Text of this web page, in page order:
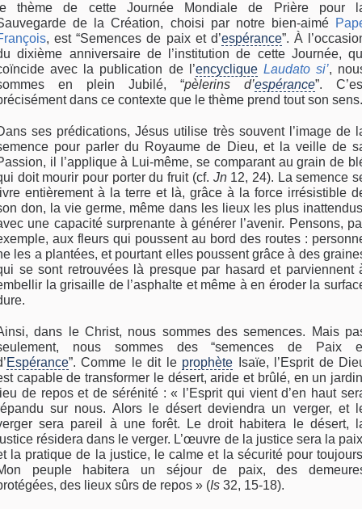
thème de cette Journée Mondiale de Prière pour
de la Création, choisi par notre bien-aimé
, est “Semences de paix et d’espérance”. À
dixième anniversaire de l’institution de cette Journée,
avec la publication de l’encyclique Laudato si’,
en plein Jubilé, “pèlerins d’espérance”.
dans ce contexte que le thème prend tout son sens.
ses prédications, Jésus utilise très souvent l’image de
pour parler du Royaume de Dieu, et la veille de
il l’applique à Lui-même, se comparant au grain de
doit mourir pour porter du fruit (cf. Jn12, 24). La semence
entièrement à la terre et là, grâce à la force irrésistible
don, la vie germe, même dans les lieux les plus
une capacité surprenante à générer l’avenir. Pensons,
aux fleurs qui poussent au bord des routes :
les a plantées, et pourtant elles poussent grâce à des
se sont retrouvées là presque par hasard et parviennent
la grisaille de l’asphalte et même à en éroder la
dans le Christ, nous sommes des semences. Mais
nous sommes des “semences de Paix
Espérance”. Comme le dit le prophète Isaïe, l’Esprit de
capable de transformer le désert, aride et brûlé, en un
de repos et de sérénité : « l’Esprit qui vient d’en haut
sur nous. Alors le désert deviendra un verger, et
sera pareil à une forêt. Le droit habitera le désert,
résidera dans le verger. L’œuvre de la justice sera la
la pratique de la justice, le calme et la sécurité pour
peuple habitera un séjour de paix, des
des lieux sûrs de repos » (Is 32, 15-18).